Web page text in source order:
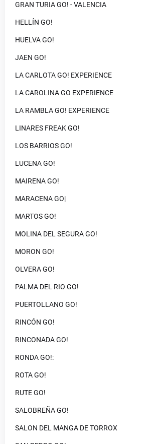
GRAN TURIA GO! - VALENCIA
HELLÍN GO!
HUELVA GO!
JAEN GO!
LA CARLOTA GO! EXPERIENCE
LA CAROLINA GO EXPERIENCE
LA RAMBLA GO! EXPERIENCE
LINARES FREAK GO!
LOS BARRIOS GO!
LUCENA GO!
MAIRENA GO!
MARACENA GO|
MARTOS GO!
MOLINA DEL SEGURA GO!
MORON GO!
OLVERA GO!
PALMA DEL RIO GO!
PUERTOLLANO GO!
RINCÓN GO!
RINCONADA GO!
RONDA GO!:
ROTA GO!
RUTE GO!
SALOBREÑA GO!
SALON DEL MANGA DE TORROX